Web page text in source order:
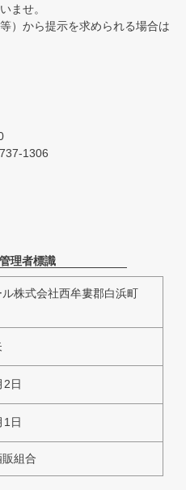
ませ。
）から提示を求められる場合は
1306
理者標識
株式会社西牟婁郡白浜町
2日
1日
組合